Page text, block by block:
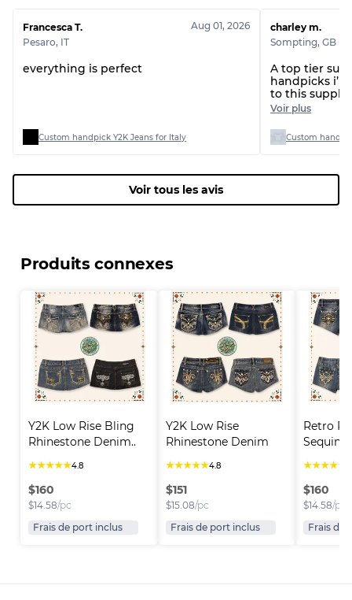
Qualité BC
60% B, 40% C
Qualité ABC
30% A, 40% B, 30% C
Francesca T.
Pesaro, IT
Aug 01, 2026
everything is perfect
Custom handpick Y2K Jeans for Italy
charley m.
Sompting, GB
A top tier
handpicks i’ll
to this
thanks!
Voir plus
Voir tous les avis
Produits connexes
Y2K Low Rise Bling
Rhinestone Denim..
★★★★★4.8
$160
$14.58/pc
Frais de port inclus
Y2K Low Rise
Rhinestone Denim
Short..
★★★★★4.8
$151
$15.08/pc
Frais de port inclus
Retro
Sequin
★★★★★
$160
$14.58/pc
Frais de